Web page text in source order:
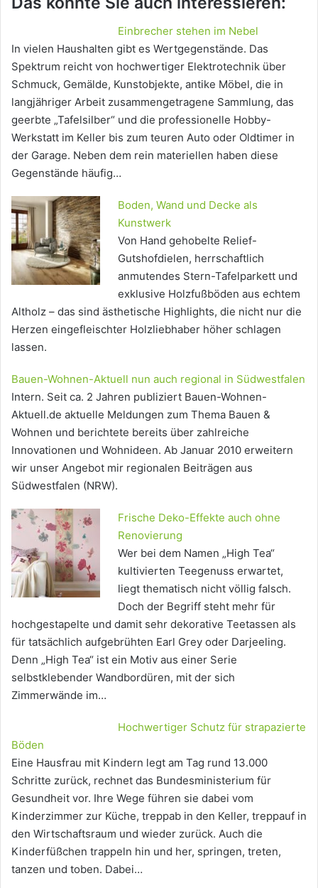
Einbrecher stehen im Nebel
In vielen Haushalten gibt es Wertgegenstände. Das
Spektrum reicht von hochwertiger Elektrotechnik über
Schmuck, Gemälde, Kunstobjekte, antike Möbel, die in
langjähriger Arbeit zusammengetragene Sammlung, das
geerbte „Tafelsilber“ und die professionelle Hobby-
Werkstatt im Keller bis zum teuren Auto oder Oldtimer in
der Garage. Neben dem rein materiellen haben diese
Gegenstände häufig…
Boden, Wand und Decke als
Kunstwerk
Von Hand gehobelte Relief-
Gutshofdielen, herrschaftlich
anmutendes Stern-Tafelparkett und
exklusive Holzfußböden aus echtem
Altholz – das sind ästhetische Highlights, die nicht nur die
Herzen eingefleischter Holzliebhaber höher schlagen
lassen.
Bauen-Wohnen-Aktuell nun auch regional in Südwestfalen
Intern. Seit ca. 2 Jahren publiziert Bauen-Wohnen-
Aktuell.de aktuelle Meldungen zum Thema Bauen &
Wohnen und berichtete bereits über zahlreiche
Innovationen und Wohnideen. Ab Januar 2010 erweitern
wir unser Angebot mir regionalen Beiträgen aus
Südwestfalen (NRW).
Frische Deko-Effekte auch ohne
Renovierung
Wer bei dem Namen „High Tea“
kultivierten Teegenuss erwartet,
liegt thematisch nicht völlig falsch.
Doch der Begriff steht mehr für
hochgestapelte und damit sehr dekorative Teetassen als
für tatsächlich aufgebrühten Earl Grey oder Darjeeling.
Denn „High Tea“ ist ein Motiv aus einer Serie
selbstklebender Wandbordüren, mit der sich
Zimmerwände im…
Hochwertiger Schutz für strapazierte
Böden
Eine Hausfrau mit Kindern legt am Tag rund 13.000
Schritte zurück, rechnet das Bundesministerium für
Gesundheit vor. Ihre Wege führen sie dabei vom
Kinderzimmer zur Küche, treppab in den Keller, treppauf in
den Wirtschaftsraum und wieder zurück. Auch die
Kinderfüßchen trappeln hin und her, springen, treten,
tanzen und toben. Dabei…